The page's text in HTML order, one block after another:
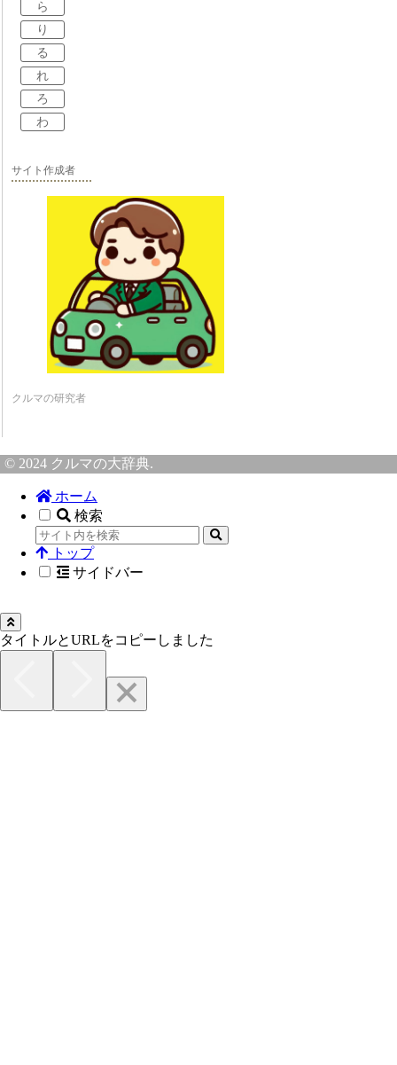
ら
り
る
れ
ろ
わ
サイト作成者
クルマの研究者
© 2024 クルマの大辞典.
ホーム
検索
トップ
サイドバー
タイトルとURLをコピーしました